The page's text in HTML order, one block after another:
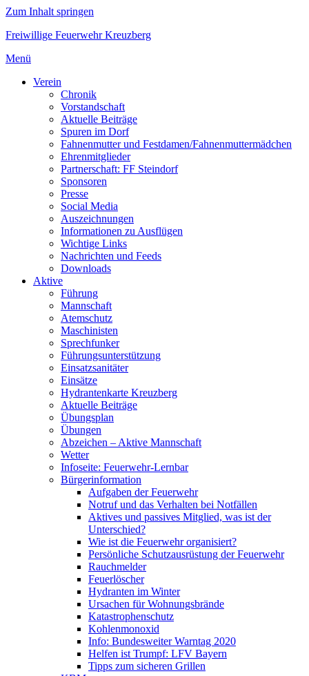
Zum Inhalt springen
Freiwillige Feuerwehr Kreuzberg
Menü
Verein
Chronik
Vorstandschaft
Aktuelle Beiträge
Spuren im Dorf
Fahnenmutter und Festdamen/Fahnenmuttermädchen
Ehrenmitglieder
Partnerschaft: FF Steindorf
Sponsoren
Presse
Social Media
Auszeichnungen
Informationen zu Ausflügen
Wichtige Links
Nachrichten und Feeds
Downloads
Aktive
Führung
Mannschaft
Atemschutz
Maschinisten
Sprechfunker
Führungsunterstützung
Einsatzsanitäter
Einsätze
Hydrantenkarte Kreuzberg
Aktuelle Beiträge
Übungsplan
Übungen
Abzeichen – Aktive Mannschaft
Wetter
Infoseite: Feuerwehr-Lernbar
Bürgerinformation
Aufgaben der Feuerwehr
Notruf und das Verhalten bei Notfällen
Aktives und passives Mitglied, was ist der
Unterschied?
Wie ist die Feuerwehr organisiert?
Persönliche Schutzausrüstung der Feuerwehr
Rauchmelder
Feuerlöscher
Hydranten im Winter
Ursachen für Wohnungsbrände
Katastrophenschutz
Kohlenmonoxid
Info: Bundesweiter Warntag 2020
Helfen ist Trumpf: LFV Bayern
Tipps zum sicheren Grillen